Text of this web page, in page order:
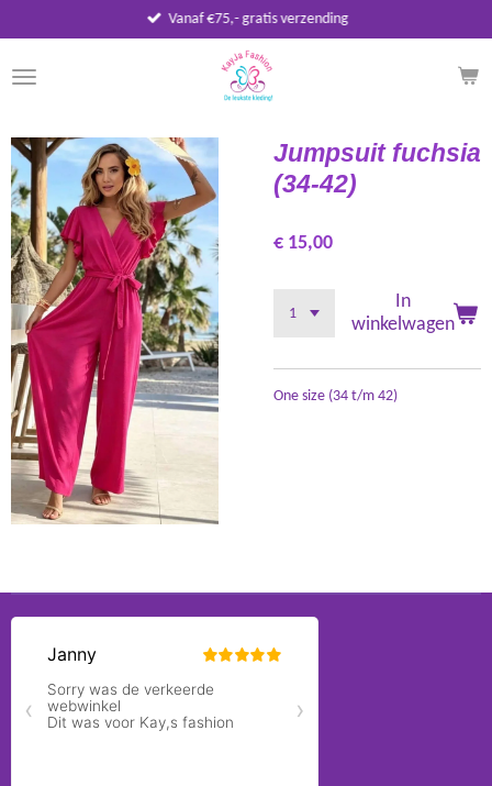
direct
naar
de
Vanaf €75,- gratis verzending
Jumpsuit fuchsia
(34-42)
€ 15,00
In
winkelwagen
One size (34 t/m 42)